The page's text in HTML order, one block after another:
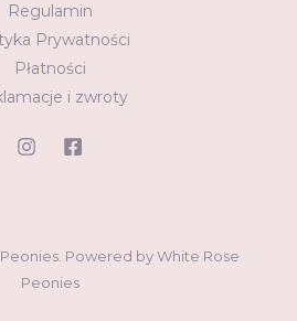
Regulamin
Prywatności
Płatności
i zwroty
Powered by White Rose
Peonies